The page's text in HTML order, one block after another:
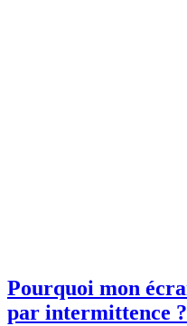
Pourquoi mon
par intermittence ?